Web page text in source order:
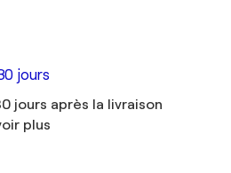
jours
jours après la livraison
plus